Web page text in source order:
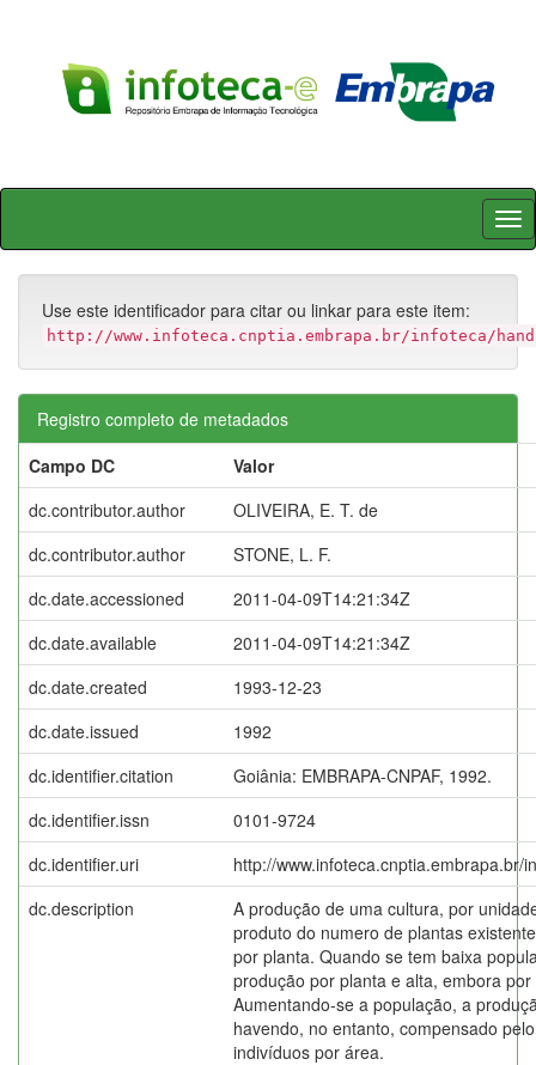
Skip
Use este identificador para citar ou linkar para este item:
http://www.infoteca.cnptia.embrapa.br/infoteca/
Registro completo de metadados
Campo DC
Valor
dc.contributor.author
OLIVEIRA, E. T. de
dc.contributor.author
STONE, L. F.
dc.date.accessioned
2011-04-09T14:21:34Z
dc.date.available
2011-04-09T14:21:34Z
dc.date.created
1993-12-23
dc.date.issued
1992
dc.identifier.citation
Goiânia: EMBRAPA-CNPAF, 1992.
dc.identifier.issn
0101-9724
dc.identifier.uri
http://www.infoteca.cnptia.embrapa.br/
dc.description
A produção de uma cultura, por
produto do numero de plantas
por planta. Quando se tem baixa
produção por planta e alta, embora
Aumentando-se a população, a
havendo, no entanto, compensado
indivíduos por área.